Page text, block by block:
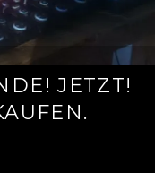
JETZT!